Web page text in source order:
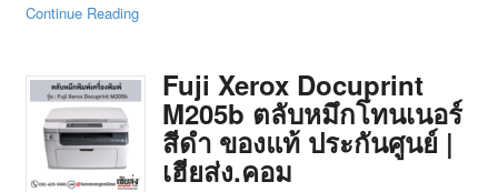
Continue Reading
Fuji Xerox Docuprint
M205b ตลับหมึกโทนเนอร์
สีดำ ของแท้ ประกันศูนย์ |
เฮียส่ง.คอม